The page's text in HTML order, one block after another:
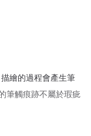
繪的過程會產生筆
筆觸痕跡不屬於瑕疵